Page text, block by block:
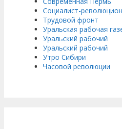
Социалист-
Трудовой фронт
Уральская рабочая
Уральский рабочий
Уральский рабочий
Утро Сибири
Часовой революции